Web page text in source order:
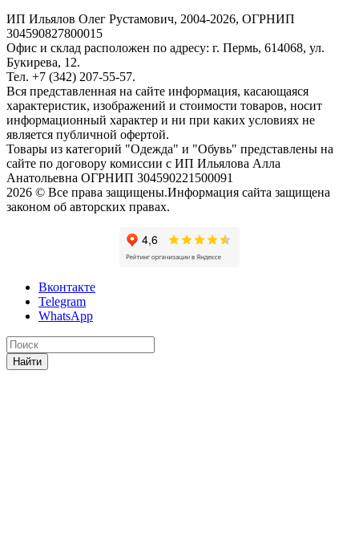
ИП Ильялов Олег Рустамович, 2004-2026, ОГРНИП
304590827800015
Офис и склад расположен по адресу: г. Пермь, 614068, ул.
Букирева, 12.
Тел. +7 (342) 207-55-57.
Вся представленная на сайте информация, касающаяся
характеристик, изображений и стоимости товаров, носит
информационный характер и ни при каких условиях не
является публичной офертой.
Товары из категорий "Одежда" и "Обувь" представлены на
сайте по договору комиссии с ИП Ильялова Алла
Анатольевна ОГРНИП 304590221500091
2026 © Все права защищены.Информация сайта защищена
законом об авторских правах.
Вконтакте
Telegram
WhatsApp
Найти